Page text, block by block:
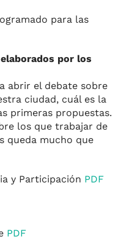
para las
por los
abrir el debate sobre
ciudad, cuál es la
primeras propuestas.
los que trabajar de
queda mucho que
y Participación PDF
PDF